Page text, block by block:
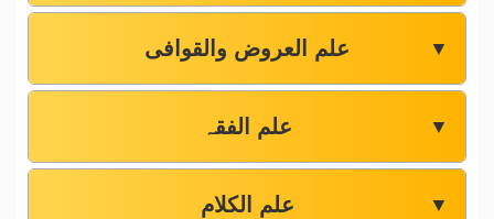
علم العروض والقوافی ▼
علم الفقہ ▼
علم الکلام ▼